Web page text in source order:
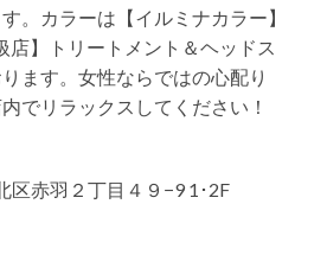
。カラーは【イルミナカラー】
】トリートメント＆ヘッドス
ます。女性ならではの心配り
でリラックスしてください！
区赤羽２丁目４９−9 1･2F